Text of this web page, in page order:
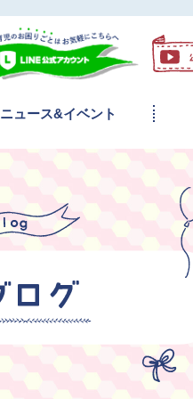
ニュース&イベント